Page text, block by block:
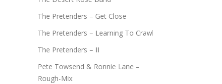
The Pretenders – Get Close
The Pretenders – Learning To Crawl
The Pretenders – II
Pete Towsend & Ronnie Lane –
Rough-Mix